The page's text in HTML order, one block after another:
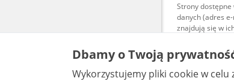
Strony
danych (adres
znajdują się w
Dbamy o Twoją
Wykorzystujemy pliki cookie w